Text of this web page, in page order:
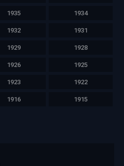
1935 1934
1932 1931
1929 1928
1926 1925
1923 1922
1916 1915